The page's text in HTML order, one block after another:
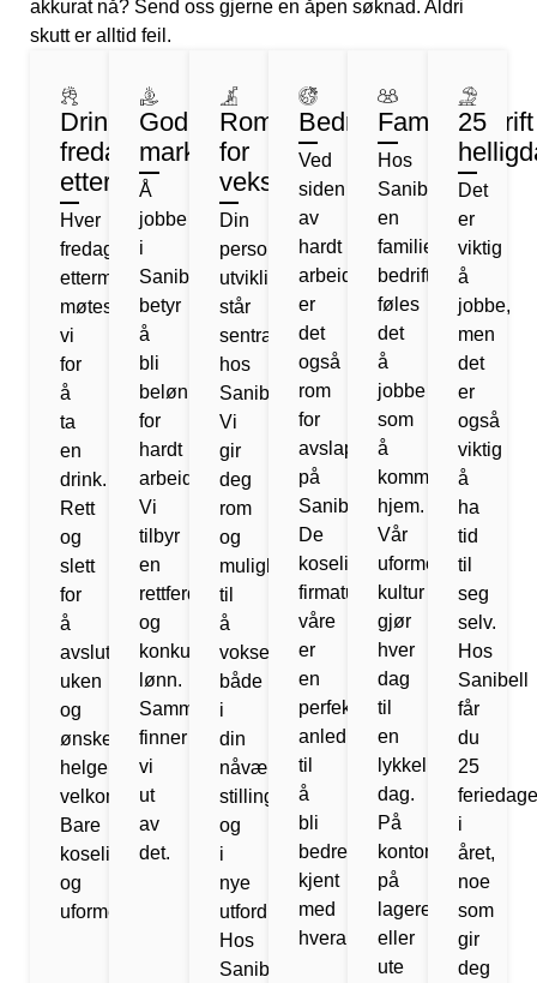
akkurat nå? Send oss gjerne en åpen søknad. Aldri
skutt er alltid feil.
Drinker
fredag
ettermiddag
Hver
fredag
ettermiddag
møtes
vi
for
å
ta
en
drink.
Rett
og
slett
for
å
avslutte
uken
og
ønske
helgen
velkommen.
Bare
koselig
og
uformelt
God
markedslønn
Å
jobbe
i
Sanibell
betyr
å
bli
belønnet
for
hardt
arbeid.
Vi
tilbyr
en
rettferdig
og
konkurransedyktig
lønn.
Sammen
finner
vi
ut
av
det.
Rom
for
vekst
Din
personlige
utvikling
står
sentralt
hos
Sanibell.
Vi
gir
deg
rom
og
muligheter
til
å
vokse,
både
i
din
nåværende
stilling
og
i
nye
utfordringer.
Hos
Sanibell
Bedriftsutflukter
Ved
siden
av
hardt
arbeid
er
det
også
rom
for
avslapning
på
Sanibell.
De
koselige
firmaturene
våre
er
en
perfekt
anledning
til
å
bli
bedre
kjent
med
hverandre.
Familiebedrift
Hos
Sanibell,
en
familiedrevet
bedrift,
føles
det
å
jobbe
som
å
komme
hjem.
Vår
uformelle
kultur
gjør
hver
dag
til
en
lykkelig
dag.
På
kontoret,
på
lageret
eller
ute
25
Det
er
viktig
å
jobbe,
men
det
er
også
viktig
å
ha
tid
til
seg
selv.
Hos
Sanibell
får
du
25
i
året,
noe
som
gir
deg